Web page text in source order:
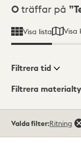
Sökresultat
0 träffar på
Visa lista Visa
Visningsläge
Filtrera tid
Filtrera
träffar
Valda filter:Ritning